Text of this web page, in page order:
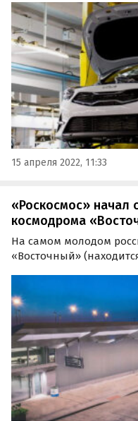
калининградский
Kia и Hyundai.
15 апреля 2022, 11:33
«Роскосмос» начал
космодрома
На самом молодом
«Восточный»
начала